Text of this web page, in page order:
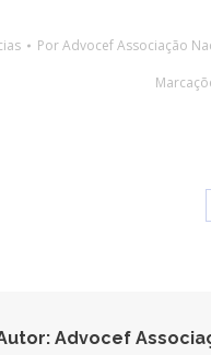
PorAdvocef Associação
Advocef